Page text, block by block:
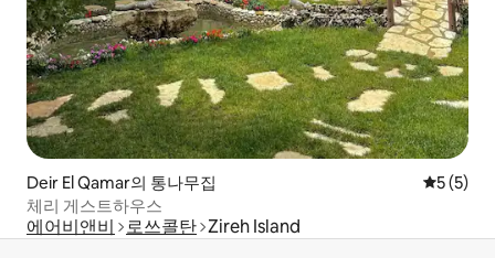
Deir El Qamar의 통나무집 평점 5점
5 (5)
체리 게스트하우스
에어비앤비 로쓰콜탄 Zireh Island